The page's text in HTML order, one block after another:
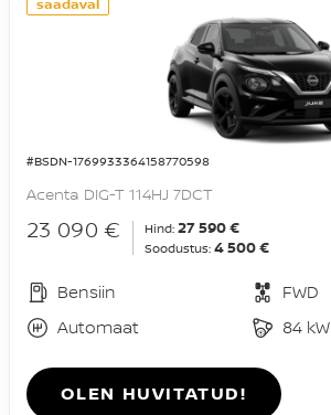
saadaval
#BSDN-1769933364158770598
Acenta DIG-T 114HJ 7DCT
23 090 € Hind: 27 590 €
Soodustus: 4 500 €
Bensiin
FWD
Automaat
84 kW
OLEN HUVITATUD!